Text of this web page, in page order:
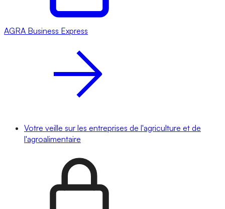
AGRA Business Express
Votre veille sur les entreprises de l'agriculture et de
l'agroalimentaire